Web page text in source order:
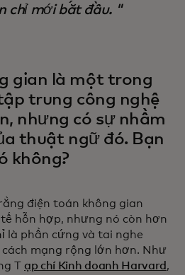
chỉ mới bắt đầu. "
gian là một trong
trung công nghệ
nhưng có sự nhầm
thuật ngữ đó. Bạn
không?
điện toán không gian
hỗn hợp, nhưng nó còn hơn
là phần cứng và tai nghe
mạng rộng lớn hơn. Như
T ạp chí Kinh doanh Harvard ,